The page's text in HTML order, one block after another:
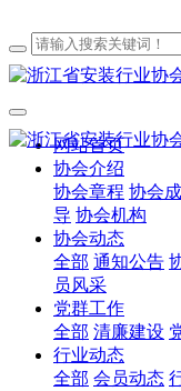
网站首页
协会介绍
协会章程 协会
导 协会机构
协会动态
全部 通知公告
员风采
党群工作
全部 清廉建设
行业动态
全部 会员动态